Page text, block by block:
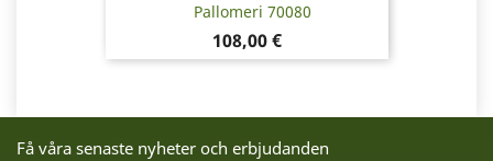
Pallomeri 70080
Pris
108,00 €
Få våra senaste nyheter och erbjudanden